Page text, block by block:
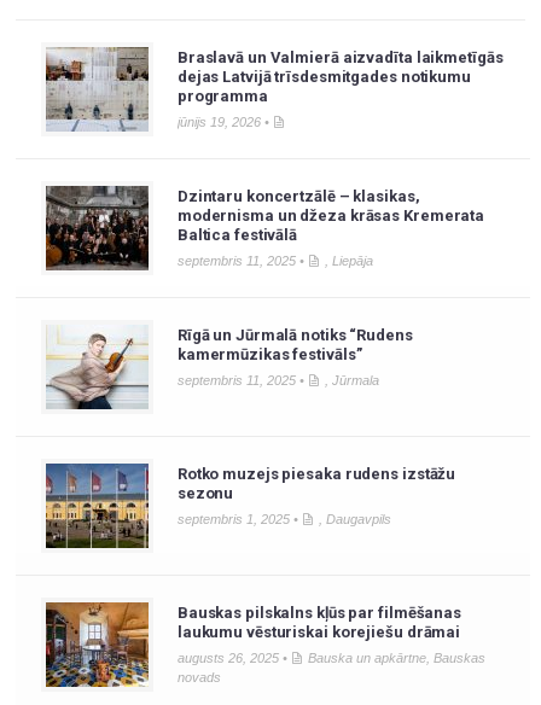
Braslavā un Valmierā aizvadīta laikmetīgās
dejas Latvijā trīsdesmitgades notikumu
programma
jūnijs 19, 2026 •
Dzintaru koncertzālē – klasikas,
modernisma un džeza krāsas Kremerata
Baltica festivālā
septembris 11, 2025 • , Liepāja
Rīgā un Jūrmalā notiks “Rudens
kamermūzikas festivāls”
septembris 11, 2025 • , Jūrmala
Rotko muzejs piesaka rudens izstāžu
sezonu
septembris 1, 2025 • , Daugavpils
Bauskas pilskalns kļūs par filmēšanas
laukumu vēsturiskai korejiešu drāmai
augusts 26, 2025 • Bauska un apkārtne, Bauskas
novads